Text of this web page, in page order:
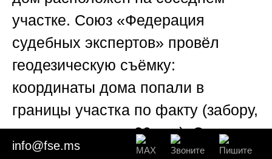
участке. Союз «Федерация
судебных экспертов» провёл
геодезическую съёмку:
координаты дома попали в
границы участка по факту (забору,
существующему 20 лет). Однако в
ЕГРН была реестровая ошибка:
info@fse.ms